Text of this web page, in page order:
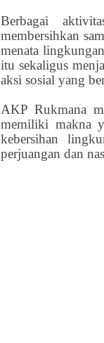
Berbagai
membersihkan
menata
itu sekaligus
aksi sosial yang
AKP Rukmana
memiliki makna
kebersihan
perjuangan dan